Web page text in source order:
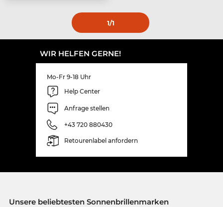
1/1
WIR HELFEN GERNE!
Mo-Fr 9-18 Uhr
Help Center
Anfrage stellen
+43 720 880430
Retourenlabel anfordern
Unsere beliebtesten Sonnenbrillenmarken